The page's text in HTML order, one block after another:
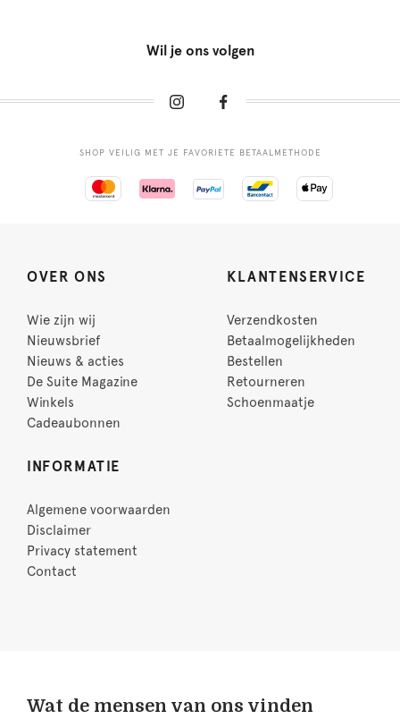
Wil je ons volgen
SHOP VEILIG MET JE FAVORIETE BETAALMETHODE
OVER ONS
Wie zijn wij
Nieuwsbrief
Nieuws & acties
De Suite Magazine
Winkels
Cadeaubonnen
KLANTENSERVICE
Verzendkosten
Betaalmogelijkheden
Bestellen
Retourneren
Schoenmaatje
INFORMATIE
Algemene voorwaarden
Disclaimer
Privacy statement
Contact
Wat de mensen van ons vinden